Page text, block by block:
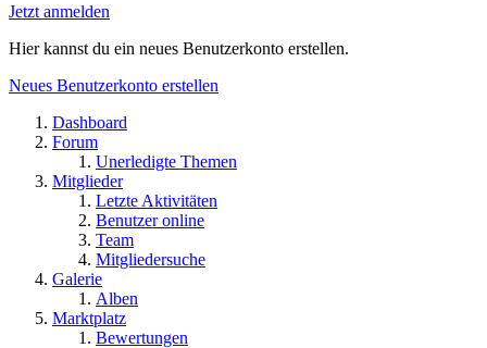
Jetzt anmelden
Hier kannst du ein neues Benutzerkonto erstellen.
Neues Benutzerkonto erstellen
Dashboard
Forum
Unerledigte Themen
Mitglieder
Letzte Aktivitäten
Benutzer online
Team
Mitgliedersuche
Galerie
Alben
Marktplatz
Bewertungen